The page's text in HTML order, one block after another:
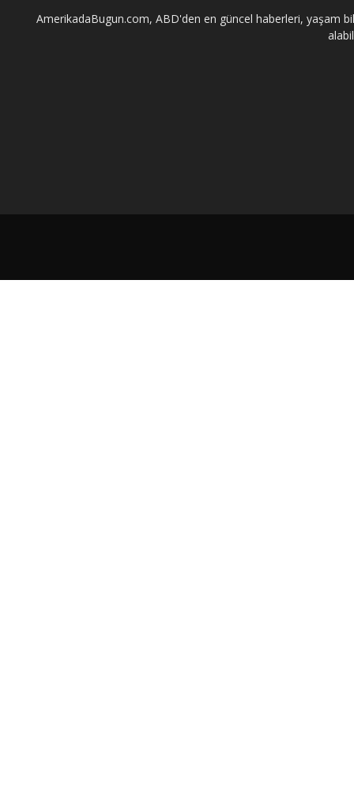
AmerikadaBugun.com, ABD'den en güncel haberleri, yaşam